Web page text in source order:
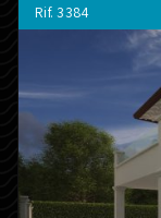
Rif.3384